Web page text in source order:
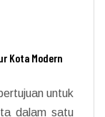
Kota Modern
untuk
dalam satu